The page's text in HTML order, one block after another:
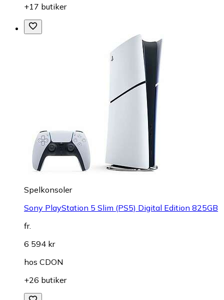
+17 butiker
Spelkonsoler
Sony PlayStation 5 Slim (PS5) Digital Edition 825GB
fr.
6 594 kr
hos CDON
+26 butiker